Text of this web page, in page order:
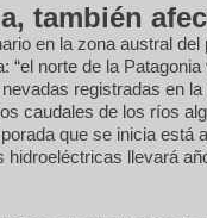
también
en la zona austral
“el norte de la
registradas en
caudales de los ríos
que se inicia está
hidroeléctricas llevará